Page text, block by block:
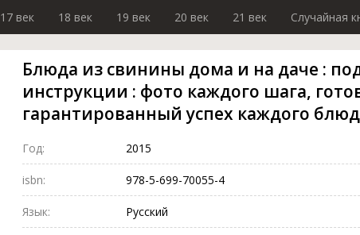
17 век 18 век 19 век 20 век 21 век Случайная
Блюда из свинины дома и на даче :
инструкции : фото каждого шага,
гарантированный успех каждого
Год: 2015
isbn: 978-5-699-70055-4
Язык: Русский